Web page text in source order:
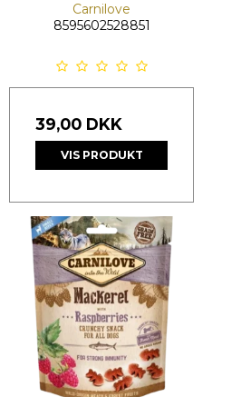
Carnilove
8595602528851
39,00 DKK
VIS PRODUKT